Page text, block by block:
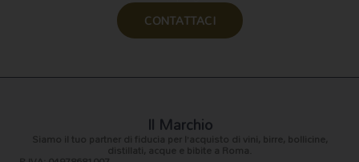
CONTATTACI
Il Marchio